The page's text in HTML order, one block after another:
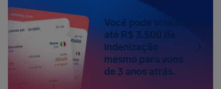
Você pode solicitar
até R$ 3.500 de
indenização
mesmo para voos
de 3 anos atrás.